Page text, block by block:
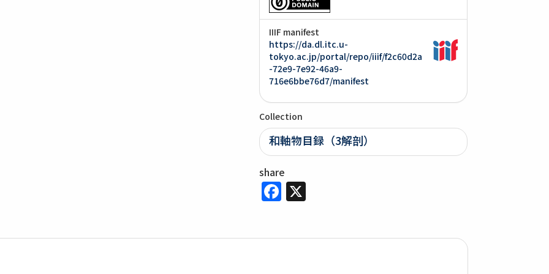
IIIF manifest
https://da.dl.itc.u-
tokyo.ac.jp/portal/repo/iiif/f2c60d2a
-72e9-7e92-46a9-
716e6bbe76d7/manifest
Collection
和軸物目録（3解剖）
share
Facebook
X